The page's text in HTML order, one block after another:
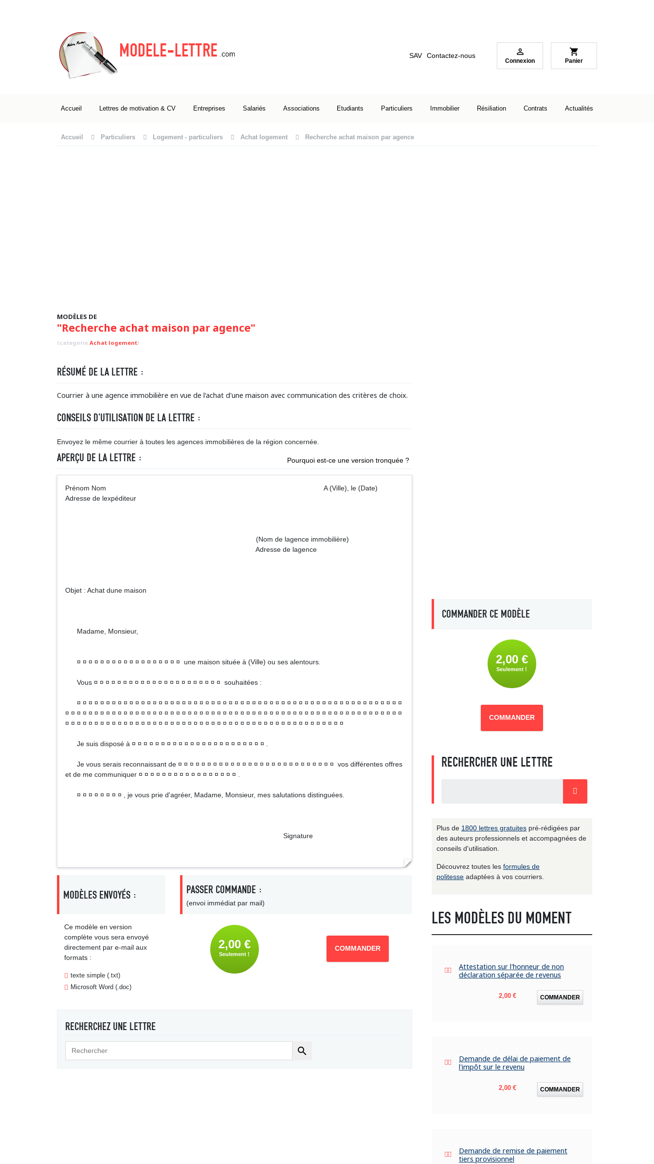
SAV Contactez-nous 
Connexion
shopping_cart
Panier
Accueil Lettres de motivation & CV Entreprises Salariés Associations Etudiants Particuliers Immobilier Résiliation Contrats Actualités
Accueil Particuliers Logement - particuliers Achat logement Recherche achat maison par agence
MODÈLES DE
"Recherche achat maison par agence"
(categorie Achat logement)
RÉSUMÉ DE LA LETTRE :
Courrier à une agence immobilière en vue de l'achat d'une maison avec communication des critères de choix.
CONSEILS D'UTILISATION DE LA LETTRE :
Envoyez le même courrier à toutes les agences immobilières de la région concernée.
APERÇU DE LA LETTRE : Pourquoi est-ce une version tronquée ?
Prénom Nom A (Ville), le (Date)
Adresse de lexpéditeur
(Nom de lagence immobilière)
Adresse de lagence
Objet : Achat dune maison
Madame, Monsieur,
¤ ¤ ¤ ¤ ¤ ¤ ¤ ¤ ¤ ¤ ¤ ¤ ¤ ¤ ¤ ¤ ¤ ¤ une maison située à (Ville) ou ses alentours.
Vous ¤ ¤ ¤ ¤ ¤ ¤ ¤ ¤ ¤ ¤ ¤ ¤ ¤ ¤ ¤ ¤ ¤ ¤ ¤ ¤ ¤ ¤ souhaitées :
¤ ¤ ¤ ¤ ¤ ¤ ¤ ¤ ¤ ¤ ¤ ¤ ¤ ¤ ¤ ¤ ¤ ¤ ¤ ¤ ¤ ¤ ¤ ¤ ¤ ¤ ¤ ¤ ¤ ¤ ¤ ¤ ¤ ¤ ¤ ¤ ¤ ¤ ¤ ¤ ¤ ¤ ¤ ¤ ¤ ¤ ¤ ¤ ¤ ¤ ¤ ¤ ¤ ¤ ¤ ¤
¤ ¤ ¤ ¤ ¤ ¤ ¤ ¤ ¤ ¤ ¤ ¤ ¤ ¤ ¤ ¤ ¤ ¤ ¤ ¤ ¤ ¤ ¤ ¤ ¤ ¤ ¤ ¤ ¤ ¤ ¤ ¤ ¤ ¤ ¤ ¤ ¤ ¤ ¤ ¤ ¤ ¤ ¤ ¤ ¤ ¤ ¤ ¤ ¤ ¤ ¤ ¤ ¤ ¤ ¤ ¤ ¤ ¤
¤ ¤ ¤ ¤ ¤ ¤ ¤ ¤ ¤ ¤ ¤ ¤ ¤ ¤ ¤ ¤ ¤ ¤ ¤ ¤ ¤ ¤ ¤ ¤ ¤ ¤ ¤ ¤ ¤ ¤ ¤ ¤ ¤ ¤ ¤ ¤ ¤ ¤ ¤ ¤ ¤ ¤ ¤ ¤ ¤ ¤ ¤ ¤
Je suis disposé à ¤ ¤ ¤ ¤ ¤ ¤ ¤ ¤ ¤ ¤ ¤ ¤ ¤ ¤ ¤ ¤ ¤ ¤ ¤ ¤ ¤ ¤ ¤ .
Je vous serais reconnaissant de ¤ ¤ ¤ ¤ ¤ ¤ ¤ ¤ ¤ ¤ ¤ ¤ ¤ ¤ ¤ ¤ ¤ ¤ ¤ ¤ ¤ ¤ ¤ ¤ ¤ ¤ ¤ vos différentes offres
et de me communiquer ¤ ¤ ¤ ¤ ¤ ¤ ¤ ¤ ¤ ¤ ¤ ¤ ¤ ¤ ¤ ¤ ¤ .
¤ ¤ ¤ ¤ ¤ ¤ ¤ ¤ , je vous prie d'agréer, Madame, Monsieur, mes salutations distinguées.
Signature
MODÈLES ENVOYÉS :
Ce modèle en version
complète vous sera envoyé
directement par e-mail aux
formats :
texte simple (.txt)
Microsoft Word (.doc)
PASSER COMMANDE :
(envoi immédiat par mail)
2,00 €
Seulement !
COMMANDER
RECHERCHEZ UNE LETTRE

COMMANDER CE MODÈLE
2,00 €
Seulement !
COMMANDER
RECHERCHER UNE LETTRE
Plus de 1800 lettres gratuites pré-rédigées par
des auteurs professionnels et accompagnées de
conseils d'utilisation.
Découvrez toutes les formules de
politesse adaptées à vos courriers.
LES MODÈLES DU MOMENT
Attestation sur l'honneur de non
déclaration séparée de revenus
Prix
2,00 € COMMANDER
Demande de délai de paiement de
l'impôt sur le revenu
Prix
2,00 € COMMANDER
Demande de remise de paiement
tiers provisionnel